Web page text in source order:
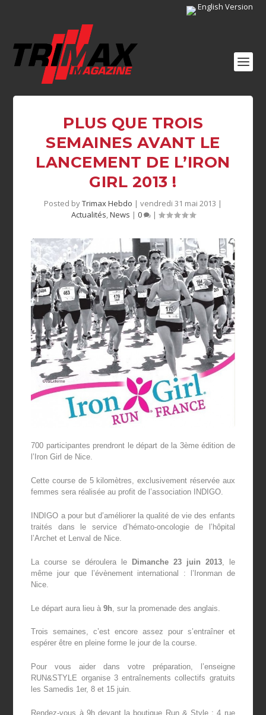
English Version
PLUS QUE TROIS
SEMAINES AVANT LE
LANCEMENT DE L’IRON
GIRL 2013 !
Posted byTrimax Hebdo | vendredi 31 mai 2013 |
Actualités,News | 0 |
700 participantes prendront le départ de la 3èmeédition de
l’Iron Girl de Nice.
Cette course de 5 kilomètres, exclusivement réservée aux
femmes sera réalisée au profit de l’association INDIGO.
INDIGO a pour but d’améliorer la qualité de vie des enfants
traités dans le service d’hémato-oncologie de l’hôpital
l’Archet et Lenval de Nice.
La course se déroulera le Dimanche 23 juin 2013, le
même jour que l’évènement international : l’Ironman de
Nice.
Le départ aura lieu à9h , sur la promenade des anglais.
Trois semaines, c’est encore assez pour s’entraîner et
espérer être en pleine forme le jour de la course.
Pour vous aider dans votre préparation, l’enseigne
RUN&STYLE organise 3 entraînements collectifs gratuits
les Samedis 1er, 8 et 15 juin.
Rendez-vous à 9h devant la boutique Run & Style : 4 rue